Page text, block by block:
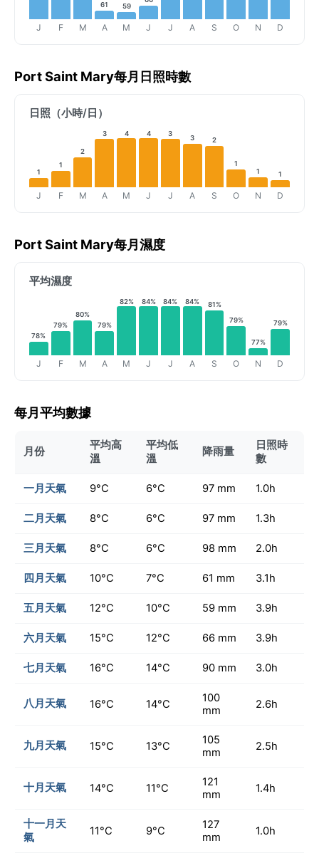
J F M
61
A
59
M J J A S O N D
Port Saint Mary每月日照時數
日照（小時/日）
1
J
1
F
2
M
3
A
4
M
4
J
3
J
3
A
2
S
1
O
1
N
1
D
Port Saint Mary每月濕度
平均濕度
78%
J
79%
F
80%
M
79%
A
82%
M
84%
J
84%
J
84%
A
81%
S
79%
O
77%
N
79%
D
每月平均數據
月份
平均高
溫
平均低
溫
降雨量
日照時
數
一月天氣 9°C 6°C 97 mm 1.0h
二月天氣 8°C 6°C 97 mm 1.3h
三月天氣 8°C 6°C 98 mm 2.0h
四月天氣 10°C 7°C 61 mm 3.1h
五月天氣 12°C 10°C 59 mm 3.9h
六月天氣 15°C 12°C 66 mm 3.9h
七月天氣 16°C 14°C 90 mm 3.0h
八月天氣 16°C 14°C
100
mm
2.6h
九月天氣 15°C 13°C
105
mm
2.5h
十月天氣 14°C 11°C
121
mm
1.4h
十一月天
氣
11°C 9°C
127
mm
1.0h